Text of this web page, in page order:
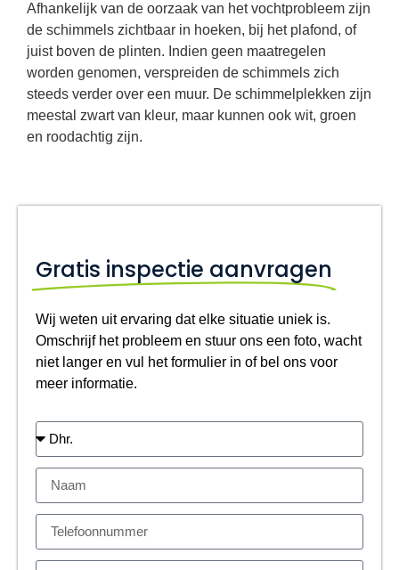
Afhankelijk van de oorzaak van het vochtprobleem zijn
de schimmels zichtbaar in hoeken, bij het plafond, of
juist boven de plinten. Indien geen maatregelen
worden genomen, verspreiden de schimmels zich
steeds verder over een muur. De schimmelplekken zijn
meestal zwart van kleur, maar kunnen ook wit, groen
en roodachtig zijn.
Gratis inspectie aanvragen
Wij weten uit ervaring dat elke situatie uniek is.
Omschrijf het probleem en stuur ons een foto, wacht
niet langer en vul het formulier in of bel ons voor
meer informatie.